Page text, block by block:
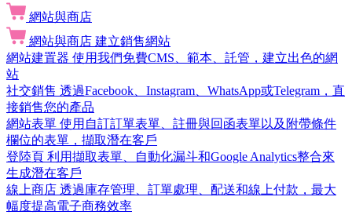
網站與商店
網站與商店 建立銷售網站
網站建置器 使用我們免費CMS、範本、託管，建立出色的網
站
社交銷售 透過Facebook、Instagram、WhatsApp或Telegram，直
接銷售您的產品
網站表單 使用自訂訂單表單、註冊與回函表單以及附帶條件
欄位的表單，擷取潛在客戶
登陸頁 利用擷取表單、自動化漏斗和Google Analytics整合來
生成潛在客戶
線上商店 透過庫存管理、訂單處理、配送和線上付款，最大
幅度提高電子商務效率